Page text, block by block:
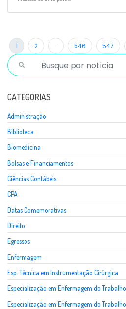
1 2 … 546 547
CATEGORIAS
Administração
Biblioteca
Biomedicina
Bolsas e Financiamentos
Ciências Contábeis
CPA
Datas Comemorativas
Direito
Egressos
Enfermagem
Esp. Técnica em Instrumentação Cirúrgica
Especialização em Enfermagem do Trabalho
Especialização em Enfermagem do Trabalho